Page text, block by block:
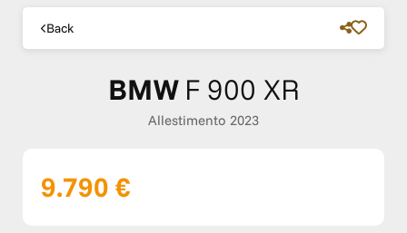
Back
BMW F 900 XR
Allestimento 2023
9.790 €